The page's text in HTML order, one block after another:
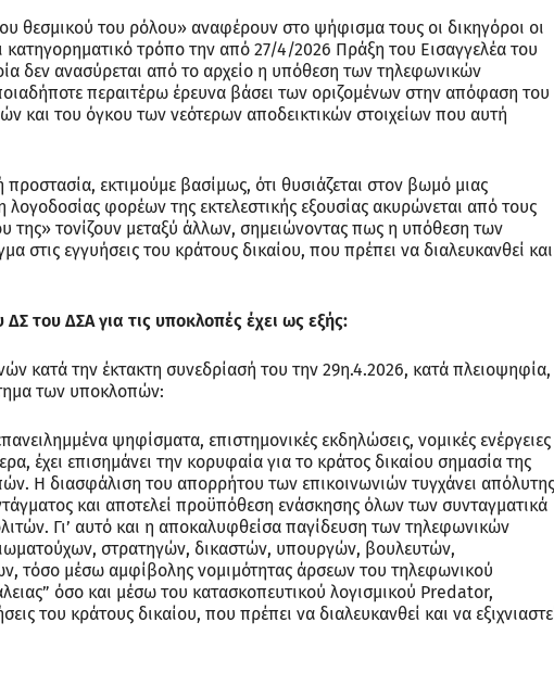
θεσμικού του ρόλου» αναφέρουν στο ψήφισμα τους οι δικηγόροι οι
κατηγορηματικό τρόπο την από 27/4/2026 Πράξη του Εισαγγελέα του
δεν ανασύρεται από το αρχείο η υπόθεση των τηλεφωνικών
περαιτέρω έρευνα βάσει των οριζομένων στην απόφαση του
και του όγκου των νεότερων αποδεικτικών στοιχείων που αυτή
εκτιμούμε βασίμως, ότι θυσιάζεται στον βωμό μιας
φορέων της εκτελεστικής εξουσίας ακυρώνεται από τους
της» τονίζουν μεταξύ άλλων, σημειώνοντας πως η υπόθεση των
στις εγγυήσεις του κράτους δικαίου, που πρέπει να διαλευκανθεί και
του ΔΣΑ για τις υποκλοπές έχει ως εξής:
κατά την έκτακτη συνεδρίασή του την 29η.4.2026, κατά πλειοψηφία,
των υποκλοπών:
ψηφίσματα, επιστημονικές εκδηλώσεις, νομικές ενέργειες
έχει επισημάνει την κορυφαία για το κράτος δικαίου σημασία της
Η διασφάλιση του απορρήτου των επικοινωνιών τυγχάνει απόλυτης
και αποτελεί προϋπόθεση ενάσκησης όλων των συνταγματικά
Γι’ αυτό και η αποκαλυφθείσα παγίδευση των τηλεφωνικών
στρατηγών, δικαστών, υπουργών, βουλευτών,
τόσο μέσω αμφίβολης νομιμότητας άρσεων του τηλεφωνικού
όσο και μέσω του κατασκοπευτικού λογισμικού Predator,
του κράτους δικαίου, που πρέπει να διαλευκανθεί και να